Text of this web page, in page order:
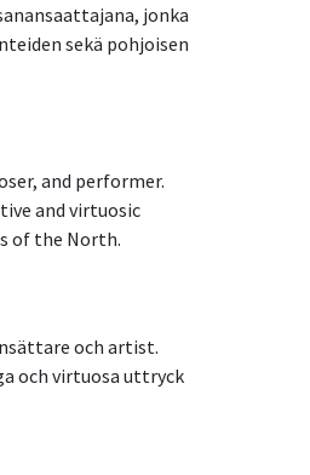
jonka
sekä pohjoisen
and performer.
and virtuosic
of the North.
och artist.
och virtuosa uttryck